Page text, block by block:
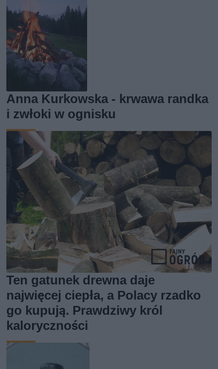
Anna Kurkowska - krwawa randka
i zwłoki w ognisku
Ten gatunek drewna daje
najwięcej ciepła, a Polacy rzadko
go kupują. Prawdziwy król
kaloryczności